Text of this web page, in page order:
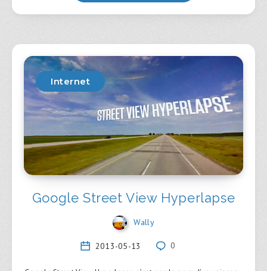
Internet
Google Street View Hyperlapse
Wally
2013-05-13 0